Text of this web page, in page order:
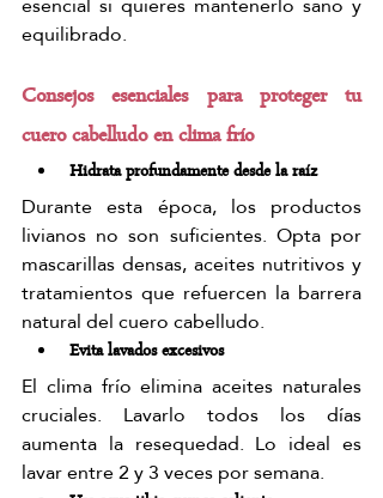
equilibrado.
Consejos esenciales para proteger tu
cuero cabelludo en clima frío
Hidrata profundamente desde la raíz
Durante esta época, los productos
livianos no son suficientes. Opta por
mascarillas densas, aceites nutritivos y
tratamientos que refuercen la barrera
natural del cuero cabelludo.
Evita lavados excesivos
El clima frío elimina aceites naturales
cruciales. Lavarlo todos los días
aumenta la resequedad. Lo ideal es
lavar entre 2 y 3 veces por semana.